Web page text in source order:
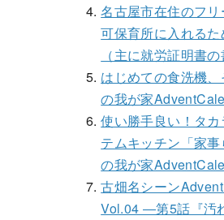
名古屋市在住のフ
可保育所に入れる
（主に就労証明書の
はじめての食洗機
の我が家
使い勝手良い！タ
テムキッチン「家
の我が家
古畑名シーン
Vol.04 ―第5話『汚